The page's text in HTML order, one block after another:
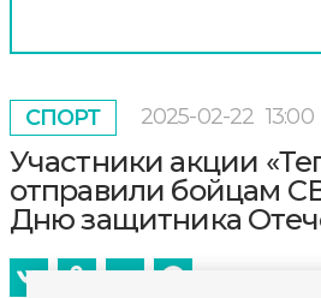
СПОРТ 2025-02-22 13:00
Участники акции
отправили бойцам
Дню защитника